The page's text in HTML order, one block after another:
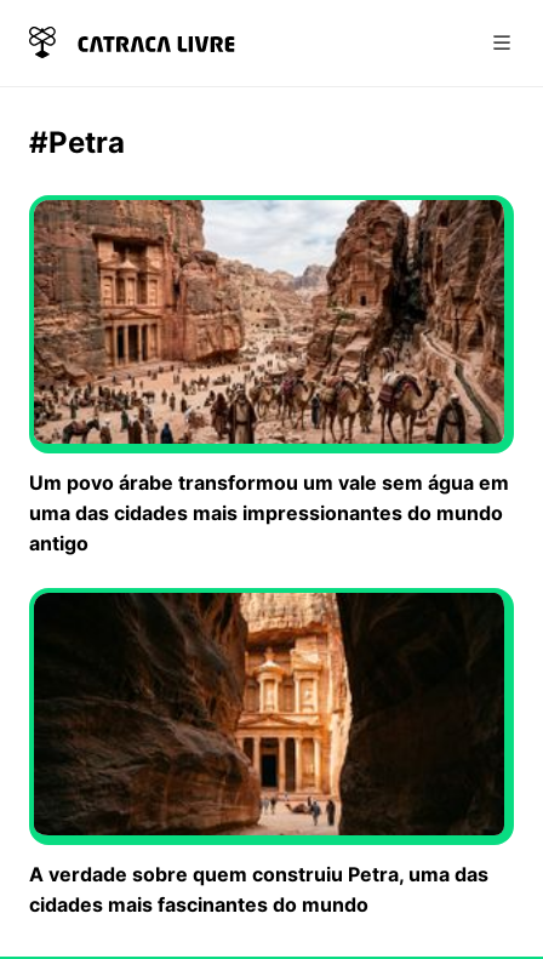
#Petra
Um povo árabe transformou um vale sem água em
uma das cidades mais impressionantes do mundo
antigo
A verdade sobre quem construiu Petra, uma das
cidades mais fascinantes do mundo